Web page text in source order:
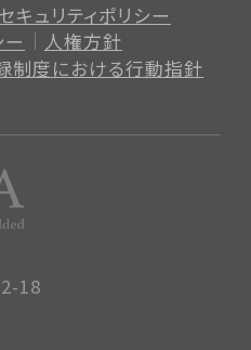
18
セキュリティポリシー
人権方針
制度における行動指針